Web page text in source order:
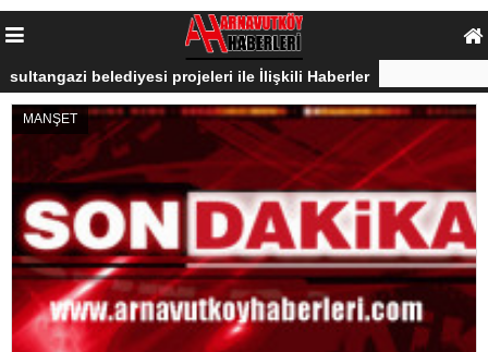
sultangazi belediyesi projeleri ile İlişkili Haberler
MANŞET